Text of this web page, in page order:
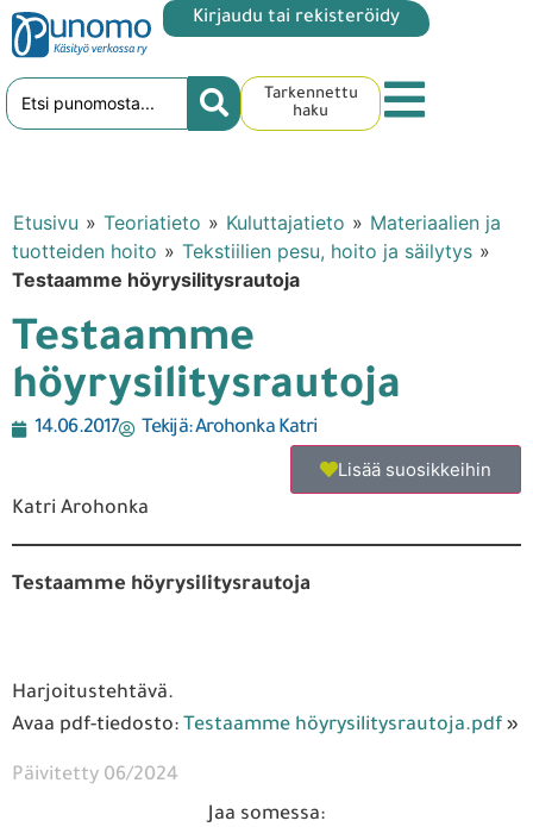
Kirjaudu tai rekisteröidy
Tarkennettu
haku
Etusivu » Teoriatieto » Kuluttajatieto » Materiaalien ja
tuotteiden hoito » Tekstiilien pesu, hoito ja säilytys »
Testaamme höyrysilitysrautoja
Testaamme
höyrysilitysrautoja
14.06.2017 Tekijä:Arohonka Katri
Lisää suosikkeihin
Katri Arohonka
Testaamme höyrysilitysrautoja
Harjoitustehtävä.
Avaa pdf-tiedosto: Testaamme höyrysilitysrautoja.pdf »
Päivitetty 06/2024
Jaa somessa: